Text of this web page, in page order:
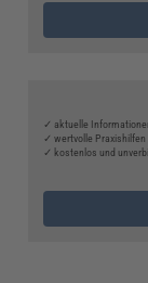
✓ aktuelle
✓ wertvolle Praxishilfen
✓ kostenlos und